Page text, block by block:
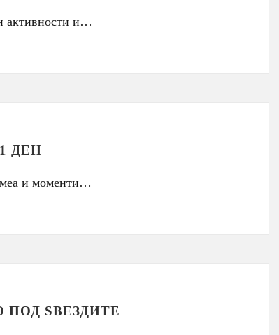
активности и…
ДЕН
и моменти…
ЅВЕЗДИТЕ